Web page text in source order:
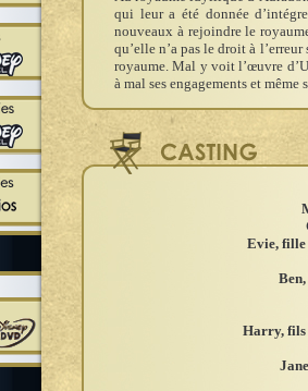
qui leur a été donnée
nouveaux à rejoindre le
qu’elle n’a pas le droit à
royaume. Mal y voit l’œuvre
à mal ses engagements et
Evie, fille
Harry, fils